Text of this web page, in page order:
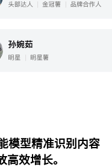
模型精准识别内容
效增长。